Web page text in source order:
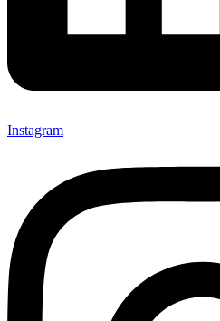
Instagram